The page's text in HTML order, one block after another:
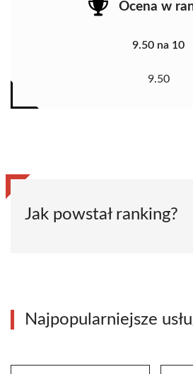
Ocena w
9.50 na 10
9.50
Jak powstał ranking?
Najpopularniejsze